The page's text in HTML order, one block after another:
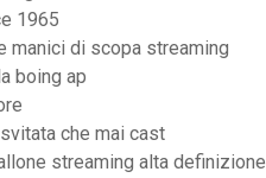
1965
manici di scopa streaming
boing ap
che mai cast
streaming alta definizione